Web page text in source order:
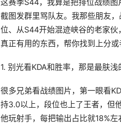
这赛季S44，我算是把排位战绩
截图发群里骂队友。我那些朋友
位、从S44开始混迹峡谷的老家伙
真正有用的东西，帮你找到上分或
1. 别光看KDA和胜率，那是最肤浅
很多兄弟看战绩图片，第一眼看
持3.0以上，段位也上了王者，但
他玩射手，每把输出占比就18%